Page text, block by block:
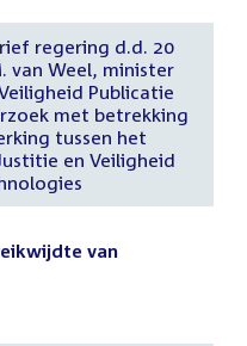
regering d.d. 20
van Weel, minister
Publicatie
met betrekking
tussen het
en Veiligheid
van